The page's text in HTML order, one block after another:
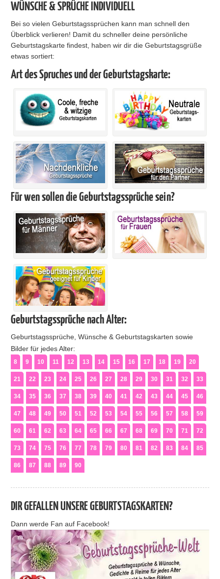
WÜNSCHE & SPRÜCHE INDIVIDUELL
Bei so vielen Geburtstagssprüchen kann man schnell den
Überblick verlieren! Damit du schneller deine persönliche
Geburtstagskarte findest, haben wir dir die Geburtstagsgrüße
etwas sortiert:
Art des Spruches und der Geburtstagskarte:
Für wen sollen die Geburtstagssprüche sein?
Geburtstagssprüche nach Alter:
Geburtstagssprüche, Wünsche & Geburtstagskarten sowie
Bilder für jedes Alter:
8 9 10 11 12 13 14 15 16 17 18 19 20
21 22 23 24 25 26 27 28 29 30 31 32 33
34 35 36 37 38 39 40 41 42 43 44 45 46
47 48 49 50 51 52 53 54 55 56 57 58 59
60 61 62 63 64 65 66 67 68 69 70 71 72
73 74 75 76 77 78 79 80 81 82 83 84 85
86 87 88 89 90
DIR GEFALLEN UNSERE GEBURTSTAGSKARTEN?
Dann werde Fan auf Facebook!